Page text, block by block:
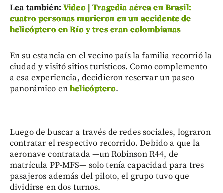
Lea también: Video | Tragedia aérea en Brasil:
cuatro personas murieron en un accidente de
helicóptero en Río y tres eran colombianas
En su estancia en el vecino país la familia recorrió la
ciudad y visitó sitios turísticos. Como complemento
a esa experiencia, decidieron reservar un paseo
panorámico enhelicóptero.
Luego de buscar a través de redes sociales, lograron
contratar el respectivo recorrido. Debido a que la
aeronave contratada —un Robinson R44, de
matrícula PP-MFS— solo tenía capacidad para tres
pasajeros además del piloto, el grupo tuvo que
dividirse en dos turnos.